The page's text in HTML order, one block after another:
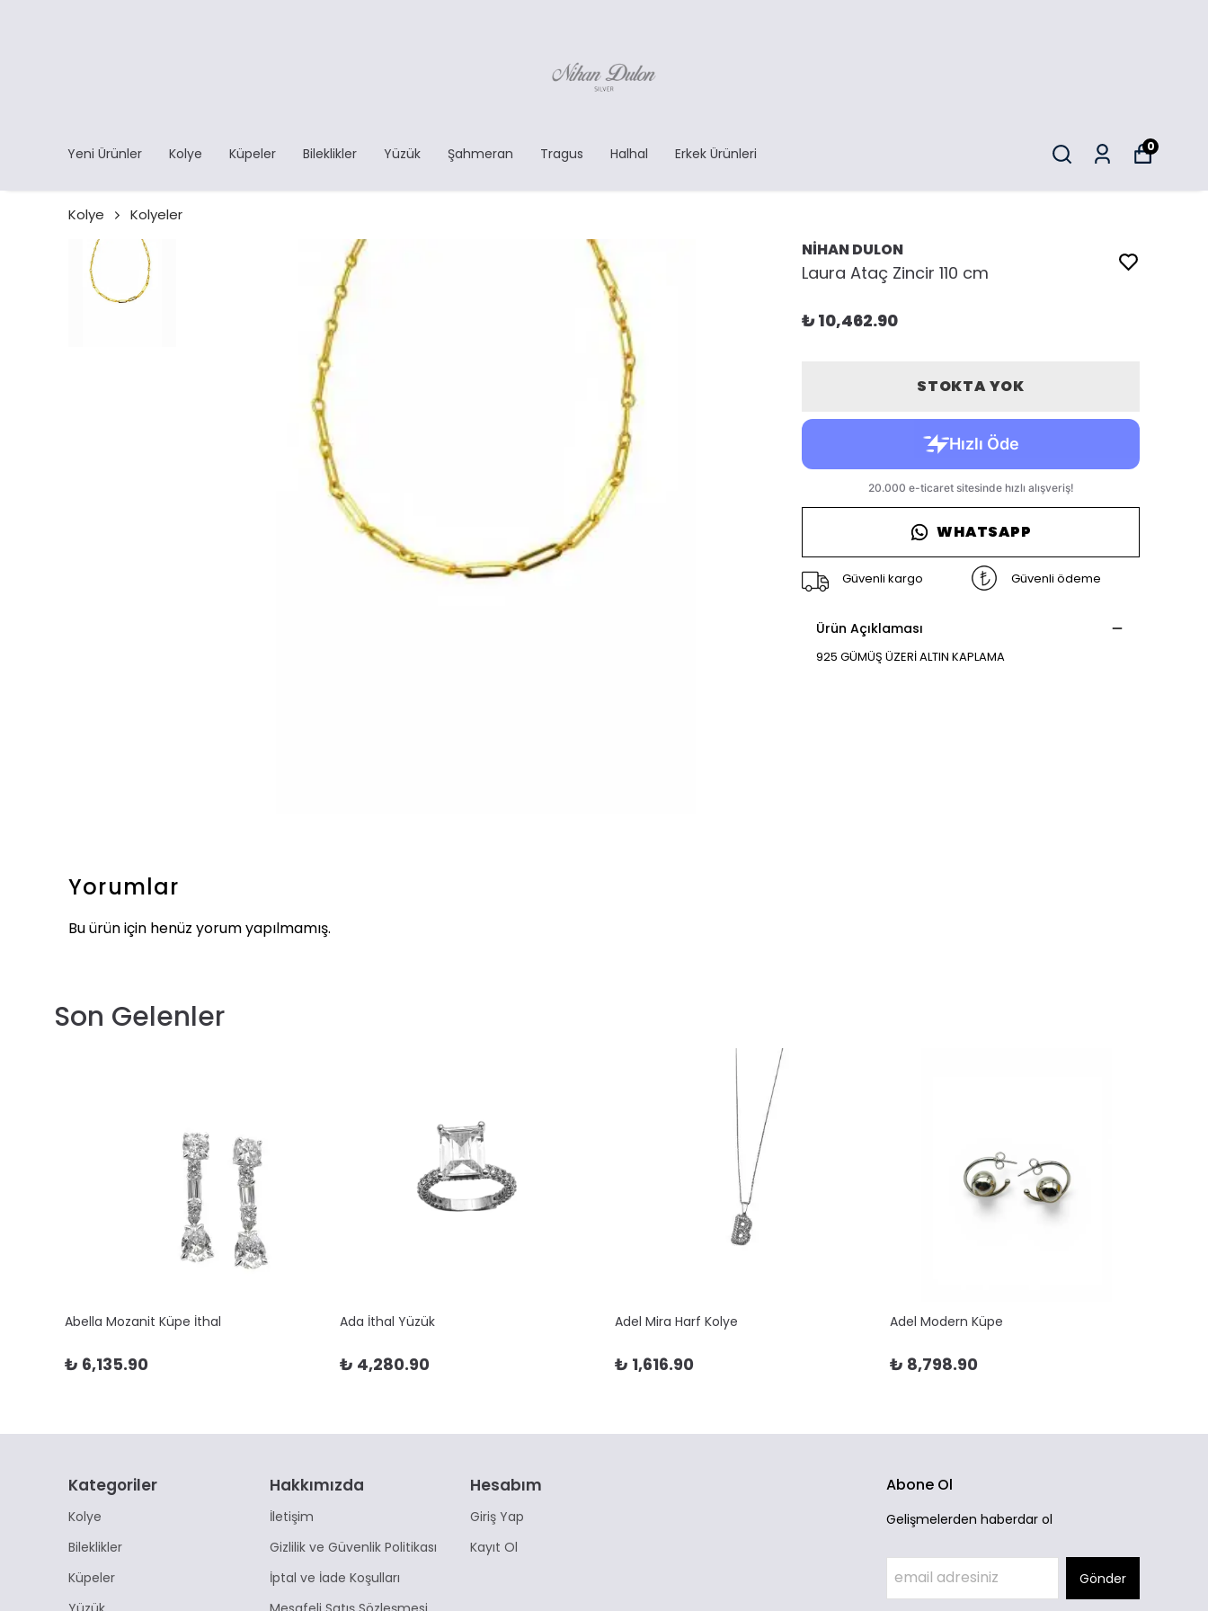
Yeni Ürünler Kolye Küpeler Bileklikler Yüzük Şahmeran Tragus Halhal Erkek Ürünleri 0
Kolye Kolyeler
NİHAN DULON
Laura Ataç Zincir 110 cm
₺ 10,462.90
STOKTA YOK
WHATSAPP
Güvenli kargo Güvenli ödeme
Ürün Açıklaması
925 GÜMÜŞ ÜZERİ ALTIN KAPLAMA
Yorumlar
Bu ürün için henüz yorum yapılmamış.
Son Gelenler
Abella Mozanit Küpe İthal
₺ 6,135.90
Ada İthal Yüzük
₺ 4,280.90
Adel Mira Harf Kolye
₺ 1,616.90
Adel Modern Küpe
₺ 8,798.90
Kategoriler
Kolye
Bileklikler
Küpeler
Hakkımızda
İletişim
Gizlilik ve Güvenlik Politikası
İptal ve İade Koşulları
Hesabım
Giriş Yap
Kayıt Ol
Abone Ol
Gelişmelerden haberdar ol
Gönder